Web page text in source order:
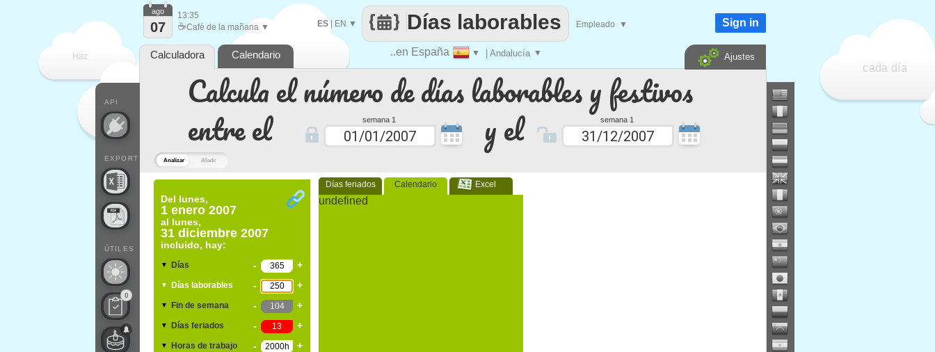
Analizar Añadir
Calcula el número de días laborables y festivos
entre el
semana 1 y el semana 1
Del lunes,
1 enero 2007
al lunes,
31 diciembre 2007
incluido, hay:
▼ Días - +
▼ Días laborables - +
▼ Fin de semana - +
▼ Días feriados - +
▼ Horas de trabajo - +
Días feriados Calendario Excel
undefined
Haz
cada día
..en España ▼ | Andalucía ▼
Días laborables
ES| EN ▼ Empleado ▼
API
EXPORT
ÚTILES
0
ago
07
13:35
☕Café de la mañana ▼ Sign in
Calculadora Calendario Ajustes